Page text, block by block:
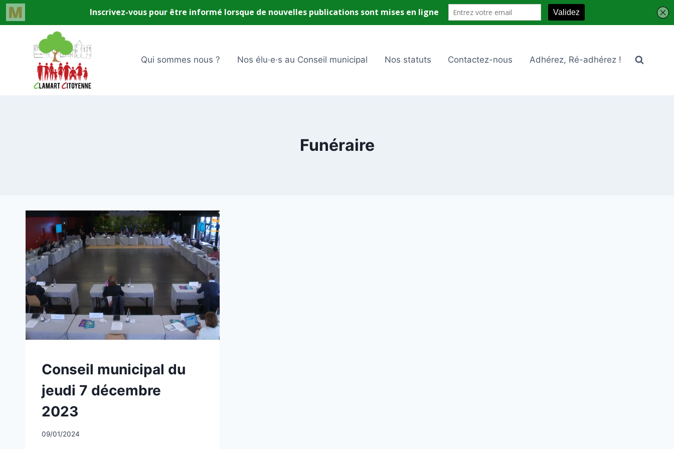
Qui sommes nous ? Nos élu·e·s au Conseil municipal Nos statuts Contactez-nous Adhérez, Ré-adhérez !
Funéraire
NON
CLASSÉ
Conseil municipal du
jeudi 7 décembre
2023
Par
09/01/2024